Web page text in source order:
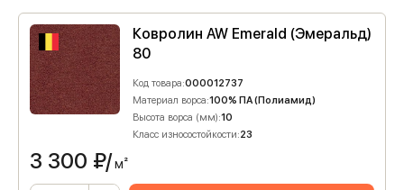
Ковролин AW Emerald (Эмеральд)
80
Код товара:000012737
Материал ворса:100% ПА (Полиамид)
Высота ворса (мм):10
Класс износостойкости:23
3 300 ₽/м²